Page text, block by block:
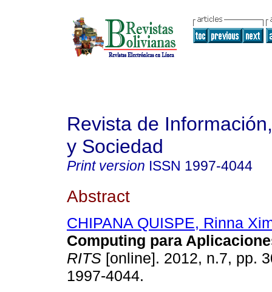
Revista de
y Sociedad
Print version ISSN 1997-4044
Abstract
CHIPANA QUISPE, Rinna
Computing para
RITS [online]. 2012, n.7, pp.
1997-4044.